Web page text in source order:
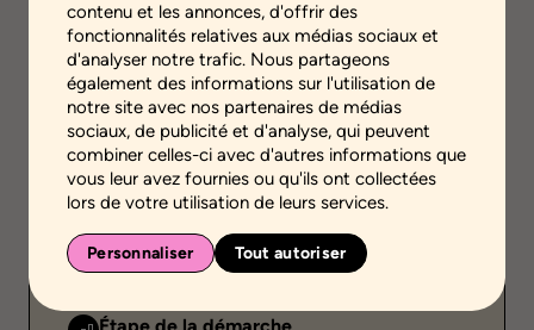
contenu et les annonces, d'offrir des
fonctionnalités relatives aux médias sociaux et
d'analyser notre trafic. Nous partageons
également des informations sur l'utilisation de
notre site avec nos partenaires de médias
sociaux, de publicité et d'analyse, qui peuvent
combiner celles-ci avec d'autres informations que
vous leur avez fournies ou qu'ils ont collectées
lors de votre utilisation de leurs services.
Personnaliser Tout autoriser
Source : Ministère de la Santé et des Services sociaux
Téléchargez
Ajouter aux favoris
Validité scientifique
Savoirs scientifiques